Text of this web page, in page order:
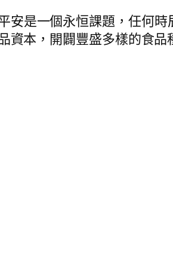
安是一個永恒課題，任何
資本，開闢豐盛多樣的食品